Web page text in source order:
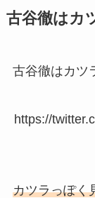
古谷徹はカ
古谷徹はカツ
https://
カツラっぽく